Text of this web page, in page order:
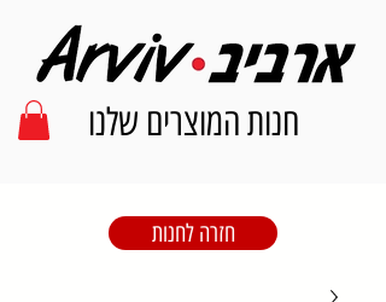
חנות המוצרים שלנו
חזרה לחנות